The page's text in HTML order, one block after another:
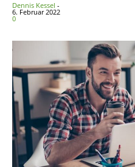
Dennis Kessel -
6. Februar 2022
0